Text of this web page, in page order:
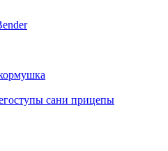
сани прицепы